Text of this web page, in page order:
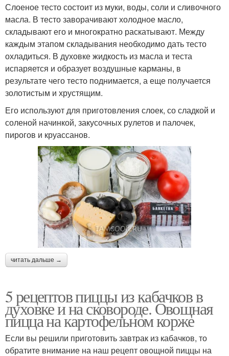
Слоеное тесто состоит из муки, воды, соли и сливочного
масла. В тесто заворачивают холодное масло,
складывают его и многократно раскатывают. Между
каждым этапом складывания необходимо дать тесто
охладиться. В духовке жидкость из масла и теста
испаряется и образует воздушные карманы, в
результате чего тесто поднимается, а еще получается
золотистым и хрустящим.
Его используют для приготовления слоек, со сладкой и
соленой начинкой, закусочных рулетов и палочек,
пирогов и круассанов.
читать дальше →
5 рецептов пиццы из кабачков в
духовке и на сковороде. Овощная
пицца на картофельном корже
Если вы решили приготовить завтрак из кабачков, то
обратите внимание на наш рецепт овощной пиццы на